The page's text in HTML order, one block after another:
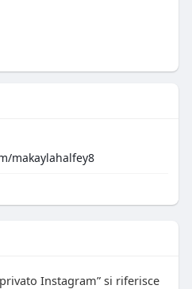
makaylahalfey8
Instagram” si riferisce